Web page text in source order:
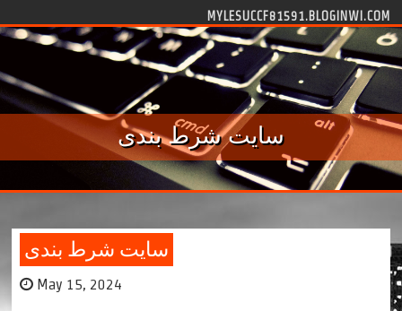
MYLESUCCF81591.BLOGINWI.COM
سایت شرط بندی
سایت شرط بندی
May 15, 2024